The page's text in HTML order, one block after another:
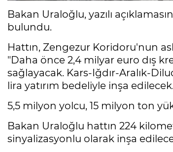
Bakan Uraloğlu, yazılı
bulundu.
Hattın, Zengezur Koridoru'nun
"Daha önce 2,4 milyar euro dış
sağlayacak. Kars-Iğdır-Aralık-
lira yatırım bedeliyle inşa
5,5 milyon yolcu, 15 milyon ton
Bakan Uraloğlu hattın 224
sinyalizasyonlu olarak inşa